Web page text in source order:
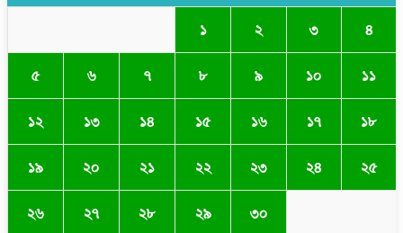
১ ২ ৩ ৪
৫ ৬ ৭ ৮ ৯ ১০ ১১
১২ ১৩ ১৪ ১৫ ১৬ ১৭ ১৮
১৯ ২০ ২১ ২২ ২৩ ২৪ ২৫
২৬ ২৭ ২৮ ২৯ ৩০